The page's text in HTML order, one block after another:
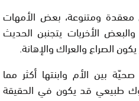
معقدة ومتنوعة، بعض الأمهات
الأخريات يتجنبن الحديث
الصراع والعراك والإهانة.
بين الأم وابنتها أكثر مما
طبيعي قد يكون في الحقيقة